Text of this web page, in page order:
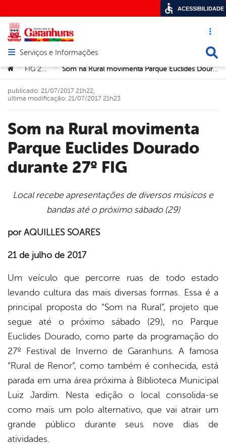
Acesso
Abrir menu principal de navegação
Serviços e Informações
Você está aqui:
> FIG 2017 > Som na Rural movimenta Parque Euclides Dourado durante 27º FIG
Som na Rural movimenta
Parque Euclides Dourado
durante 27º FIG
publicado: 21/07/2017 21h22,
última modificação: 21/07/2017 21h23
Local recebe apresentações de diversos músicos e
bandas até o próximo sábado (29)
por AQUILLES SOARES
21 de julho de 2017
Um veículo que percorre ruas de todo estado
levando cultura das mais diversas formas. Essa é a
principal proposta do “Som na Rural”, projeto que
segue até o próximo sábado (29), no Parque
Euclides Dourado, como parte da programação do
27º Festival de Inverno de Garanhuns. A famosa
“Rural de Renor”, como também é conhecida, está
parada em uma área próxima à Biblioteca Municipal
Luiz Jardim. Nesta edição o local consolida-se
como mais um polo alternativo, que vai atrair um
grande público durante seus nove dias de
atividades.
ACESSIBILIDADE